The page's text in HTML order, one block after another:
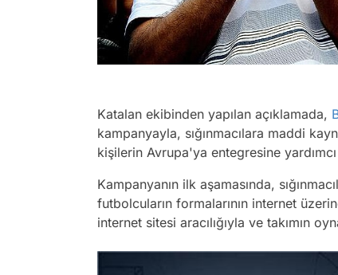
Katalan ekibinden yapılan açıklamada,
kampanyayla, sığınmacılara maddi
kişilerin Avrupa'ya entegresine
Kampanyanın ilk aşamasında,
futbolcuların formalarının internet
internet sitesi aracılığıyla ve takımın